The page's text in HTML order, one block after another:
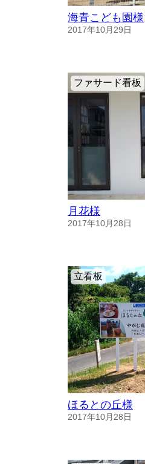
海青こども園様
2017年10月29日
ファサード看板
月花様
2017年10月28日
立看板
ほるとの丘様
2017年10月28日